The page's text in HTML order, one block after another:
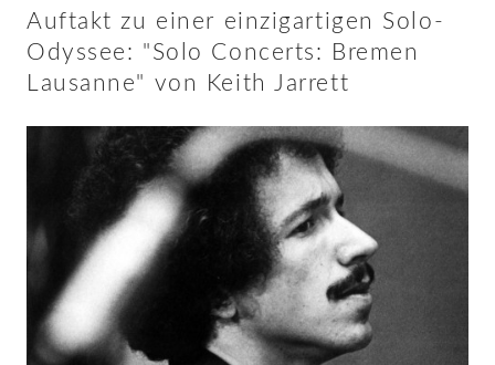
Odyssee:
"Solo
Concerts:
Bremen
Lausanne"
von
Keith
Auftakt zu einer einzigartigen Solo-
Odyssee: "Solo Concerts: Bremen
Lausanne" von Keith Jarrett